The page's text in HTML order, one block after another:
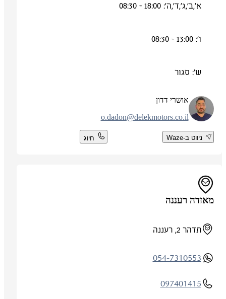
א',ב',ג',ד',ה': 18:00 - 08:30
ש': סגור
אושרי דדון
o.dadon@delekmotors.co.il
ניווט ב-Waze חיוג
מאזדה רעננה
תדהר 2, רעננה
054-7310553
097401415